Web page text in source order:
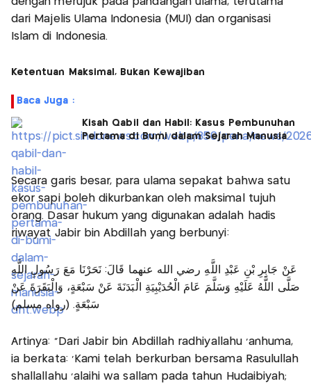
dari Majelis Ulama Indonesia (MUI) dan organisasi
Islam di Indonesia.
Ketentuan Maksimal, Bukan Kewajiban
Baca Juga :
Kisah Qabil dan Habil: Kasus Pembunuhan
Pertama di Bumi dalam Sejarah Manusia
Secara garis besar, para ulama sepakat bahwa satu
ekor sapi boleh dikurbankan oleh maksimal tujuh
orang. Dasar hukum yang digunakan adalah hadis
riwayat Jabir bin Abdillah yang berbunyi:
عَنْ جَابِرِ بْنِ عَبْدِ اللَّهِ رضي الله عنهما قَالَ: نَحَرْنَا مَعَ رَسُولِ اللَّهِ
صَلَّى اللَّهُ عَلَيْهِ وَسَلَّمَ عَامَ الْحُدَيْبِيَةِ الْبَدَنَةَ عَنْ سَبْعَةٍ، وَالْبَقَرَةَ عَنْ
سَبْعَةٍ. (رواه مسلم)
Artinya: "Dari Jabir bin Abdillah radhiyallahu ‘anhuma,
ia berkata: 'Kami telah berkurban bersama Rasulullah
shallallahu ‘alaihi wa sallam pada tahun Hudaibiyah;